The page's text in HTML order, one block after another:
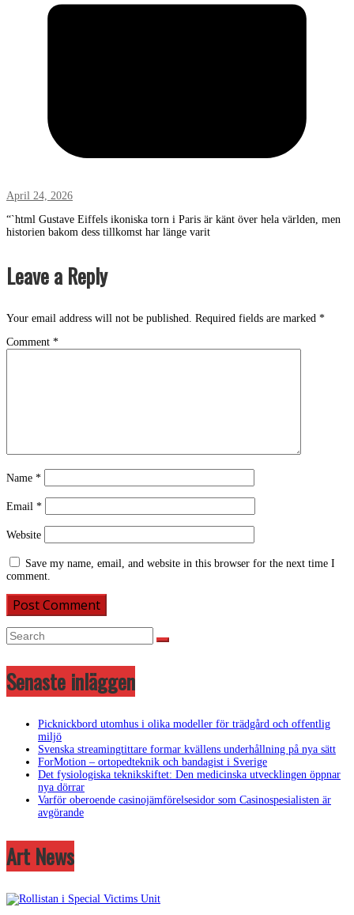
April 24, 2026
“`html Gustave Eiffels ikoniska torn i Paris är känt över hela världen, men
historien bakom dess tillkomst har länge varit
Leave a Reply
Your email address will not be published. Required fields are marked *
Comment *
Name *
Email *
Website
Save my name, email, and website in this browser for the next time I
comment.
Senaste inläggen
Picknickbord utomhus i olika modeller för trädgård och offentlig
miljö
Svenska streamingtittare formar kvällens underhållning på nya sätt
ForMotion – ortopedteknik och bandagist i Sverige
Det fysiologiska teknikskiftet: Den medicinska utvecklingen öppnar
nya dörrar
Varför oberoende casinojämförelsesidor som Casinospesialisten är
avgörande
Art News